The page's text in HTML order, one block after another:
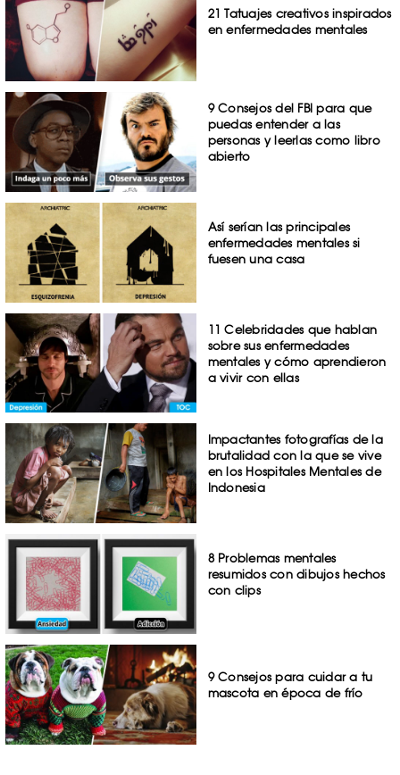
21 Tatuajes creativos inspirados
en enfermedades mentales
9 Consejos del FBI para que
puedas entender a las
personas y leerlas como libro
abierto
Así serían las principales
enfermedades mentales si
fuesen una casa
11 Celebridades que hablan
sobre sus enfermedades
mentales y cómo aprendieron
a vivir con ellas
Impactantes fotografías de la
brutalidad con la que se vive
en los Hospitales Mentales de
Indonesia
8 Problemas mentales
resumidos con dibujos hechos
con clips
9 Consejos para cuidar a tu
mascota en época de frío